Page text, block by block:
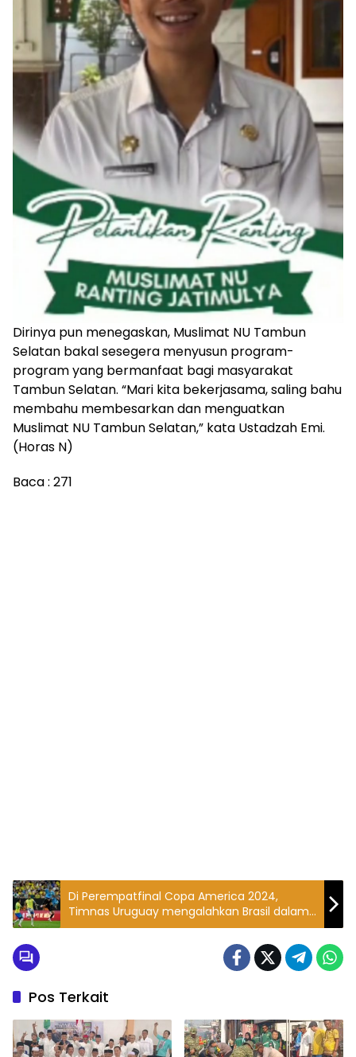
Dirinya pun menegaskan, Muslimat NU Tambun
Selatan bakal sesegera menyusun program-
program yang bermanfaat bagi masyarakat
Tambun Selatan. “Mari kita bekerjasama, saling bahu
membahu membesarkan dan menguatkan
Muslimat NU Tambun Selatan,” kata Ustadzah Emi.
(Horas N)
Baca : 271
Di Perempatfinal Copa America 2024,
Timnas Uruguay mengalahkan Brasil dalam
adu penalti, sehingga La Celeste berhasil
Pos Terkait